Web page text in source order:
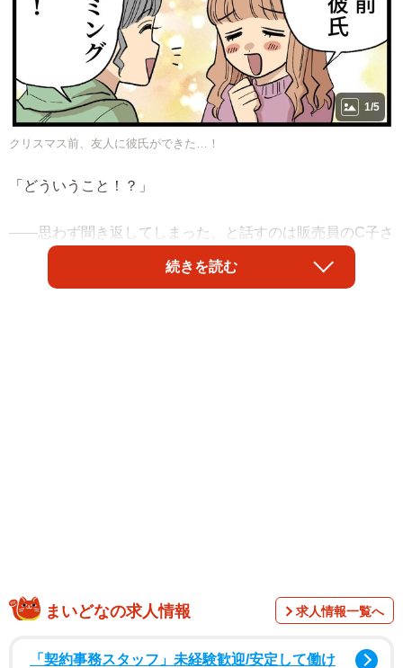
1/5
クリスマス前、友人に彼氏ができた…！
「どういうこと！？」
――思わず聞き返してしまった、と話すのは販売員のC子さ
ん（20代）です。冬は恋人たちの季節、クリスマスは特別
な日…。そんなイメージはよく聞きますが、C子さんが耳に
「幸せ絶頂」の友人…のはずが？
月に入ってから合コンで知り合った男性と交際をスタート
続きを読む
まいどなの求人情報 求人情報一覧へ
「契約事務スタッフ」未経験歓迎/安定して働け